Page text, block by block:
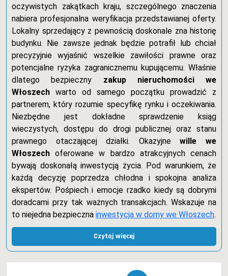
oczywistych zakątkach kraju, szczególnego znaczenia
nabiera profesjonalna weryfikacja przedstawianej oferty.
Lokalny sprzedający z pewnością doskonale zna historię
budynku. Nie zawsze jednak będzie potrafił lub chciał
precyzyjnie wyjaśnić wszelkie zawiłości prawne oraz
potencjalne ryzyka zagranicznemu kupującemu. Właśnie
dlatego bezpieczny zakup nieruchomości we
Włoszech warto od samego początku prowadzić z
partnerem, który rozumie specyfikę rynku i oczekiwania.
Niezbędne jest dokładne sprawdzenie ksiąg
wieczystych, dostępu do drogi publicznej oraz stanu
prawnego otaczającej działki. Okazyjnewille we
Włoszech oferowane w bardzo atrakcyjnych cenach
bywają doskonałą inwestycją życia. Pod warunkiem, że
każdą decyzję poprzedza chłodna i spokojna analiza
ekspertów. Pośpiech i emocje rzadko kiedy są dobrymi
doradcami przy tak ważnych transakcjach. Wskazuje na
to niejedna bezpieczna inwestycja w domy we Włoszech.
Czytaj więcej